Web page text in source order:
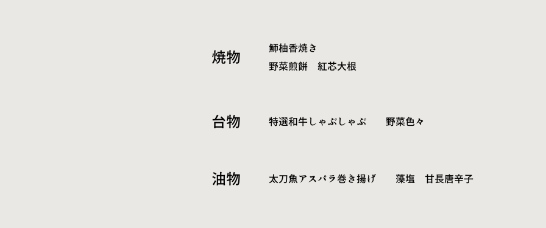
焼物
魳柚香焼き
野菜煎餅 紅芯大根
台物 特選和牛しゃぶしゃぶ 野菜色々
油物 太刀魚アスパラ巻き揚げ 藻塩 甘長唐辛子